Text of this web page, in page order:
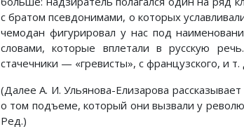
с братом псевдонимами, о которых
чемодан фигурировал у нас под
словами, которые вплетали в русскую
стачечники — «гревисты», с французского, и т.
(Далее А. И. Ульянова-Елизарова
о том подъеме, который они вызвали у
Ред.)